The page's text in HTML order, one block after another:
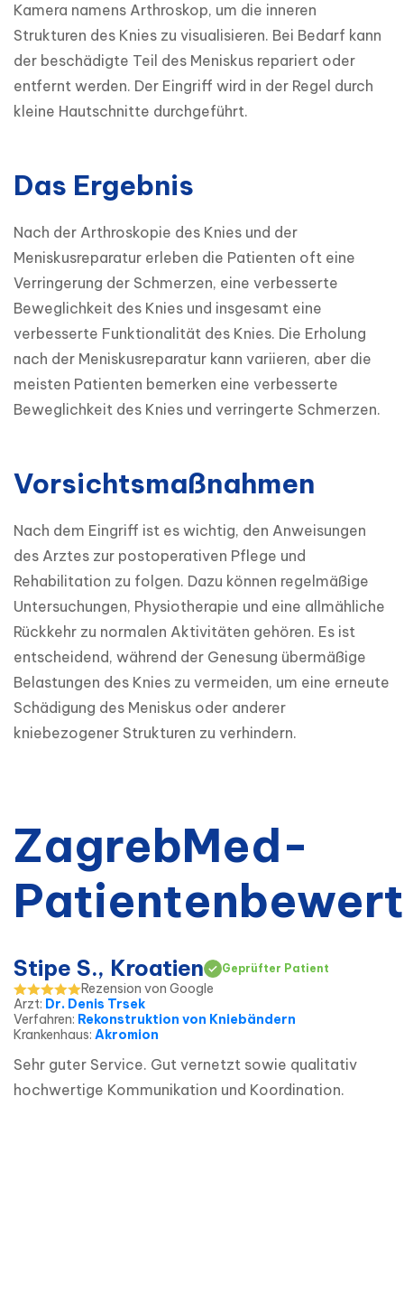
Kamera namens Arthroskop, um die inneren
Strukturen des Knies zu visualisieren. Bei Bedarf kann
der beschädigte Teil des Meniskus repariert oder
entfernt werden. Der Eingriff wird in der Regel durch
kleine Hautschnitte durchgeführt.
Das Ergebnis
Nach der Arthroskopie des Knies und der
Meniskusreparatur erleben die Patienten oft eine
Verringerung der Schmerzen, eine verbesserte
Beweglichkeit des Knies und insgesamt eine
verbesserte Funktionalität des Knies. Die Erholung
nach der Meniskusreparatur kann variieren, aber die
meisten Patienten bemerken eine verbesserte
Beweglichkeit des Knies und verringerte Schmerzen.
Vorsichtsmaßnahmen
Nach dem Eingriff ist es wichtig, den Anweisungen
des Arztes zur postoperativen Pflege und
Rehabilitation zu folgen. Dazu können regelmäßige
Untersuchungen, Physiotherapie und eine allmähliche
Rückkehr zu normalen Aktivitäten gehören. Es ist
entscheidend, während der Genesung übermäßige
Belastungen des Knies zu vermeiden, um eine erneute
Schädigung des Meniskus oder anderer
kniebezogener Strukturen zu verhindern.
ZagrebMed-
Stipe S., Kroatien Geprüfter Patient
Rezension von Google
Arzt: Dr. Denis Trsek
Verfahren: Rekonstruktion von Kniebändern
Krankenhaus: Akromion
Sehr guter Service. Gut vernetzt sowie qualitativ
hochwertige Kommunikation und Koordination.